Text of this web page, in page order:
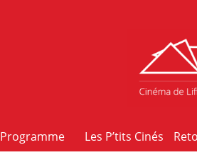
Programme Les P’tits Cinés